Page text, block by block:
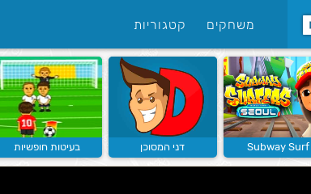
משחקים קטגוריות
Subway Surf דני המסוכן בעיטות חופשיות